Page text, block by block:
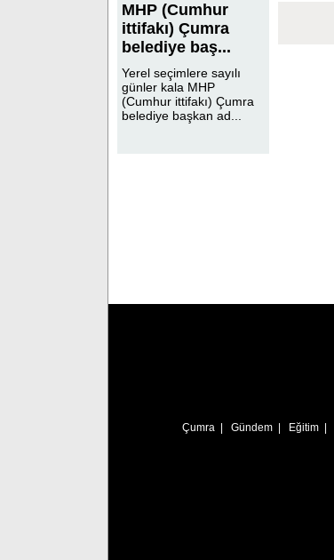
MHP (Cumhur
ittifakı) Çumra
belediye baş...
Yerel seçimlere sayılı
günler kala MHP
(Cumhur ittifakı) Çumra
belediye başkan ad...
Çumra Gündem Eğitim